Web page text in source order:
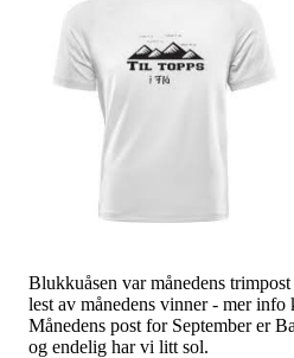
Blukkuåsen var månedens
lest av månedens vinner - mer info
Månedens post for September er
og endelig har vi litt sol.